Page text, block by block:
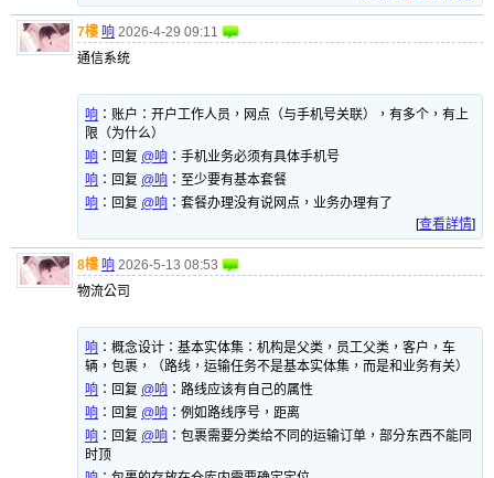
7樓 响 2026-4-29 09:11
通信系统
响 ： 账户：开户工作人员，网点（与手机号关联），有多个，有上
限（为什么）
响 ： 回复 @响 ：手机业务必须有具体手机号
响 ： 回复 @响 ：至少要有基本套餐
响 ： 回复 @响 ：套餐办理没有说网点，业务办理有了
[查看詳情]
8樓 响 2026-5-13 08:53
物流公司
响 ： 概念设计：基本实体集：机构是父类，员工父类，客户，车
辆，包裹，（路线，运输任务不是基本实体集，而是和业务有关）
响 ： 回复 @响 ：路线应该有自己的属性
响 ： 回复 @响 ：例如路线序号，距离
响 ： 回复 @响 ：包裹需要分类给不同的运输订单，部分东西不能同
时顶